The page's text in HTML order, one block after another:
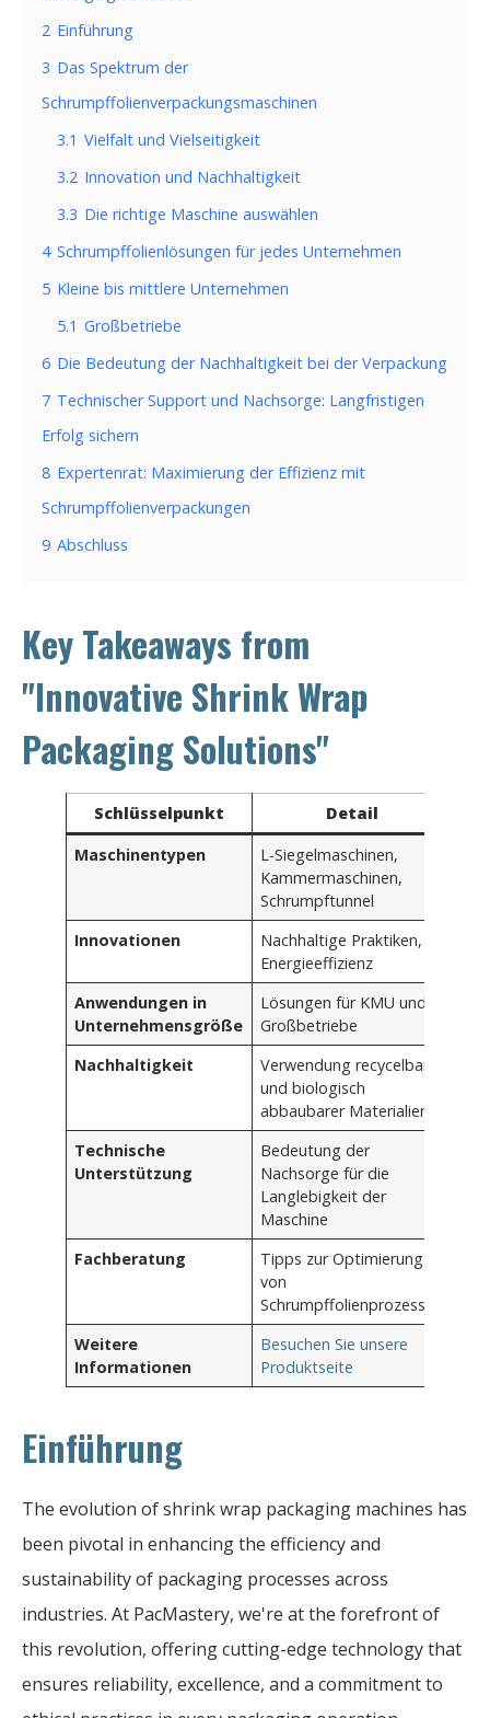
2 Einführung
3 Das Spektrum der
Schrumpffolienverpackungsmaschinen
3.1 Vielfalt und Vielseitigkeit
3.2 Innovation und Nachhaltigkeit
3.3 Die richtige Maschine auswählen
4 Schrumpffolienlösungen für jedes Unternehmen
5 Kleine bis mittlere Unternehmen
5.1 Großbetriebe
6 Die Bedeutung der Nachhaltigkeit bei der Verpackung
7 Technischer Support und Nachsorge: Langfristigen
Erfolg sichern
8 Expertenrat: Maximierung der Effizienz mit
Schrumpffolienverpackungen
9 Abschluss
Key Takeaways from
"Innovative Shrink Wrap
Packaging Solutions"
Schlüsselpunkt
Detail
Maschinentypen
L-Siegelmaschinen,
Kammermaschinen,
Schrumpftunnel
Innovationen
Nachhaltige Praktiken,
Energieeffizienz
Anwendungen in
Unternehmensgröße
Lösungen für KMU und
Großbetriebe
Nachhaltigkeit
Verwendung recycelbarer
und biologisch
abbaubarer Materialien
Technische
Unterstützung
Bedeutung der
Nachsorge für die
Langlebigkeit der
Maschine
Fachberatung
Tipps zur Optimierung
von
Schrumpffolienprozessen
Weitere
Informationen
Besuchen Sie unsere
Produktseite
Einführung
The evolution of shrink wrap packaging machines has
been pivotal in enhancing the efficiency and
sustainability of packaging processes across
industries. At PacMastery, we're at the forefront of
this revolution, offering cutting-edge technology that
ensures reliability, excellence, and a commitment to